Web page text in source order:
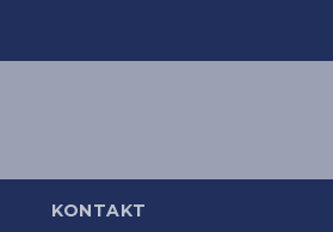
KONTAKT